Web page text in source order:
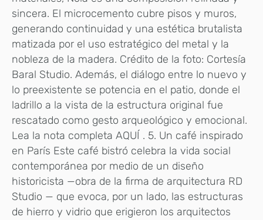
sincera. El microcemento cubre pisos y muros,
generando continuidad y una estética brutalista
matizada por el uso estratégico del metal y la
nobleza de la madera. Crédito de la foto: Cortesía
Baral Studio. Además, el diálogo entre lo nuevo y
lo preexistente se potencia en el patio, donde el
ladrillo a la vista de la estructura original fue
rescatado como gesto arqueológico y emocional.
Lea la nota completa AQUÍ . 5. Un café inspirado
en París Este café bistró celebra la vida social
contemporánea por medio de un diseño
historicista —obra de la firma de arquitectura RD
Studio — que evoca, por un lado, las estructuras
de hierro y vidrio que erigieron los arquitectos